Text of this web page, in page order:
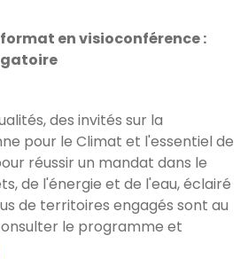
en visioconférence :
des invités sur la
pour le Climat et l'essentiel de
réussir un mandat dans le
de l'énergie et de l'eau, éclairé
de territoires engagés sont au
le programme et